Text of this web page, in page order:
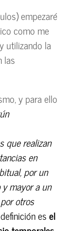
empezaré
como me
utilizando la
las
y para ello
que realizan
en
por un
mayor a un
otros
esel